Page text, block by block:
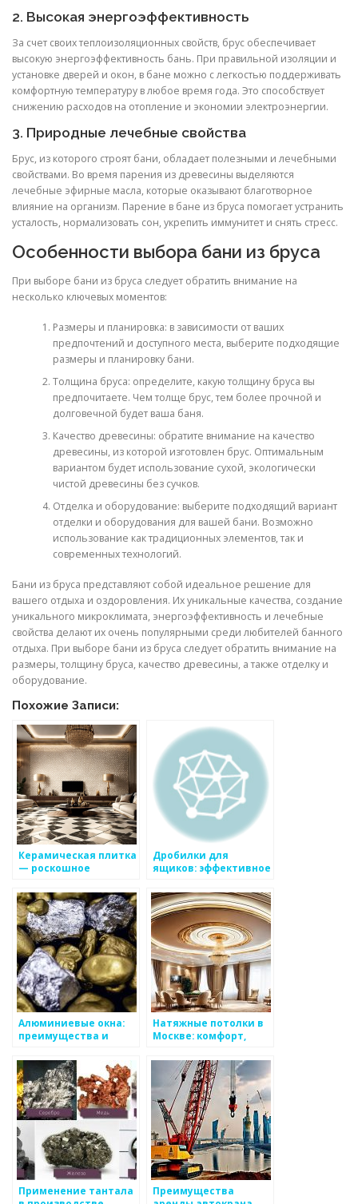
2. Высокая энергоэффективность
За счет своих теплоизоляционных свойств, брус обеспечивает
высокую энергоэффективность бань. При правильной изоляции и
установке дверей и окон, в бане можно с легкостью поддерживать
комфортную температуру в любое время года. Это способствует
снижению расходов на отопление и экономии электроэнергии.
3. Природные лечебные свойства
Брус, из которого строят бани, обладает полезными и лечебными
свойствами. Во время парения из древесины выделяются
лечебные эфирные масла, которые оказывают благотворное
влияние на организм. Парение в бане из бруса помогает устранить
усталость, нормализовать сон, укрепить иммунитет и снять стресс.
Особенности выбора бани из бруса
При выборе бани из бруса следует обратить внимание на
несколько ключевых моментов:
Размеры и планировка: в зависимости от ваших
предпочтений и доступного места, выберите подходящие
размеры и планировку бани.
Толщина бруса: определите, какую толщину бруса вы
предпочитаете. Чем толще брус, тем более прочной и
долговечной будет ваша баня.
Качество древесины: обратите внимание на качество
древесины, из которой изготовлен брус. Оптимальным
вариантом будет использование сухой, экологически
чистой древесины без сучков.
Отделка и оборудование: выберите подходящий вариант
отделки и оборудования для вашей бани. Возможно
использование как традиционных элементов, так и
современных технологий.
Бани из бруса представляют собой идеальное решение для
вашего отдыха и оздоровления. Их уникальные качества, создание
уникального микроклимата, энергоэффективность и лечебные
свойства делают их очень популярными среди любителей банного
отдыха. При выборе бани из бруса следует обратить внимание на
размеры, толщину бруса, качество древесины, а также отделку и
оборудование.
Похожие Записи:
Керамическая плитка
— роскошное
интерьера вашего
дома
Дробилки для
ящиков: эффективное
утилизации отходов
Алюминиевые окна:
преимущества и
Натяжные потолки в
Москве: комфорт,
Применение тантала
Преимущества